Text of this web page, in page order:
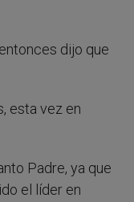
dijo que
esta vez en
Padre, ya que
el líder en